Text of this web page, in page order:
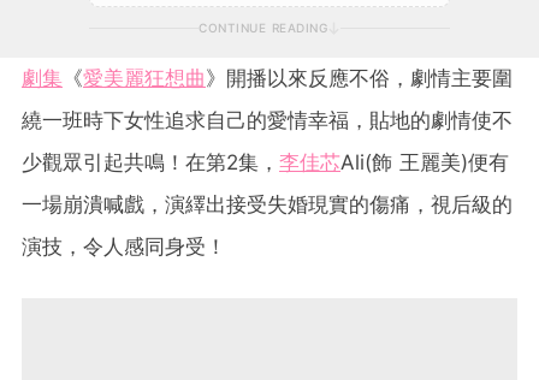
CONTINUE READING
劇集 《愛美麗狂想曲》開播以來反應不俗，劇情主要圍
繞一班時下女性追求自己的愛情幸福，貼地的劇情使不
少觀眾引起共鳴！在第2集， 李佳芯Ali(飾 王麗美)便有
一場崩潰喊戲，演繹出接受失婚現實的傷痛，視后級的
演技，令人感同身受！